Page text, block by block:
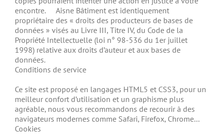
encontre. Aisne Bâtiment est identiquement
propriétaire des « droits des producteurs de bases de
données » visés au Livre III, Titre IV, du Code de la
Propriété Intellectuelle (loi n° 98-536 du 1er juillet
1998) relative aux droits d’auteur et aux bases de
données.
Conditions de service
Ce site est proposé en langages HTML5 et CSS3, pour un
meilleur confort d’utilisation et un graphisme plus
agréable, nous vous recommandons de recourir à des
navigateurs modernes comme Safari, Firefox, Chrome…
Cookies